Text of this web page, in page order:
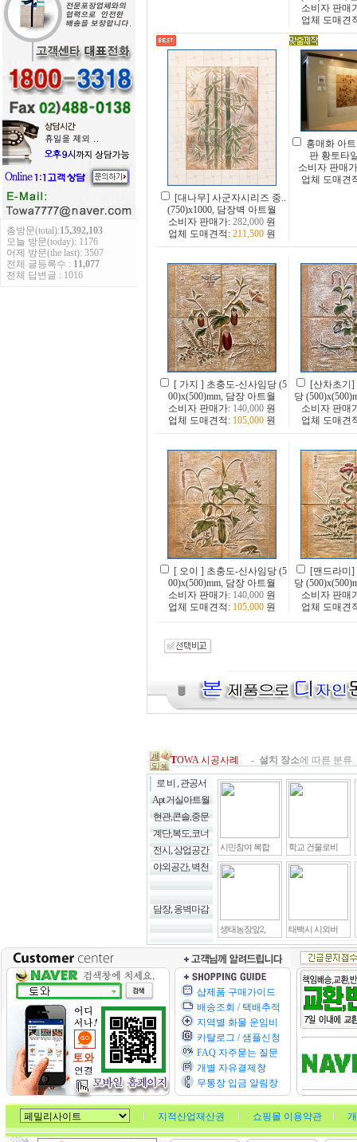
총방문(total):15,392,103
오늘 방문(today): 1176
어제 방문(the last): 3507
전체 글등록수 : 11,077
전체 답변글 : 1016
소비자 판매
업체 도매견
[대나무] 사군자시리즈 중..
(750)x1000, 담장벽 아트월
소비자 판매가:282,000 원
업체 도매견적:211,500 원
홍매화 아
판 황토타
소비자 판매
업체 도매견
[ 가지 ] 초충도-신사임당 (5
00)x(500)mm, 담장 아트월
소비자 판매가: 140,000 원
업체 도매견적: 105,000 원
[산차초기]
당
소비자 판매
업체 도매견
[ 오이 ] 초충도-신사임당 (5
00)x(500)mm, 담장 아트월
소비자 판매가: 140,000 원
업체 도매견적: 105,000 원
[맨드라미]
당
소비자 판매
업체 도매견
TOWA 시공사례 - 설치 장소에 따른 분
로 비 , 관공서
시민참여 복합 학교 건물로비
생태농장앞2, 태백시 시외버
Apt 거실아트월
현관,콘솔,중문
계단,복도,코너
전시, 상업공간
야외공간, 벽천
담장, 옹벽마감
샵제품 구매가이드
배송조회 / 택배추적
지역별 화물 운임비
카탈로그 / 샘플신청
FAQ 자주묻는 질문
개별 자유결제창
무통장 입금 알림장
지적산업재산권 쇼핑몰 이용약관